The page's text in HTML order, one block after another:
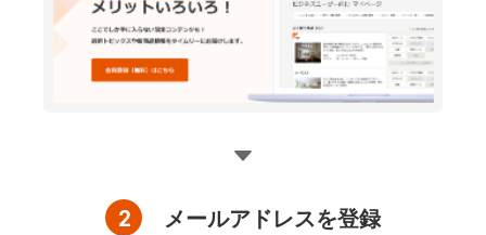
2 メールアドレスを登録